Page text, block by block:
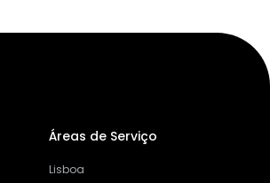
Áreas de Serviço
Lisboa